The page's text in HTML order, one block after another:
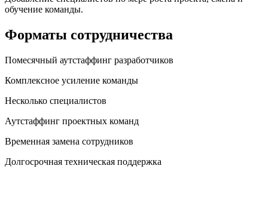
обучение команды.
Форматы сотрудничества
Помесячный аутстаффинг разработчиков
Комплексное усиление команды
Несколько специалистов
Аутстаффинг проектных команд
Временная замена сотрудников
Долгосрочная техническая поддержка